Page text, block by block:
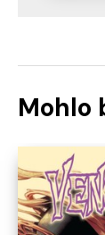
Mohlo